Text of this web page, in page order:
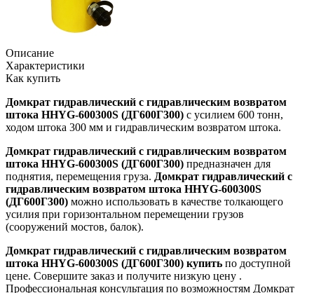
Описание
Характеристики
Как купить
Домкрат гидравлический с гидравлическим возвратом
штока HHYG-600300S (ДГ600Г300) с усилием 600 тонн,
ходом штока 300 мм и гидравлическим возвратом штока.
Домкрат гидравлический с гидравлическим возвратом
штока HHYG-600300S (ДГ600Г300) предназначен для
поднятия, перемещения груза. Домкрат гидравлический с
гидравлическим возвратом штока HHYG-600300S
(ДГ600Г300) можно использовать в качестве толкающего
усилия при горизонтальном перемещении грузов
(сооружений мостов, балок).
Домкрат гидравлический с гидравлическим возвратом
штока HHYG-600300S (ДГ600Г300) купить по доступной
цене. Совершите заказ и получите низкую цену .
Профессиональная консультация по возможностям Домкрат